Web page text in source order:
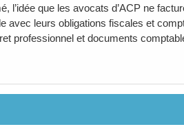
l’idée que les avocats d’ACP ne
avec leurs obligations fiscales et
professionnel et documents